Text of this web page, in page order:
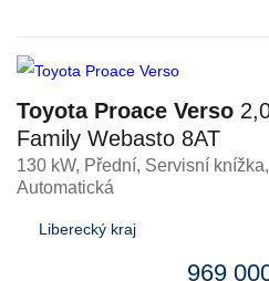
Toyota Proace Verso
Family Webasto 8AT
130 kW, Přední, Servisní knížka,
Automatická
Liberecký kraj
969